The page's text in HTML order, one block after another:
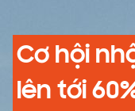
Cơ hội
lên tới